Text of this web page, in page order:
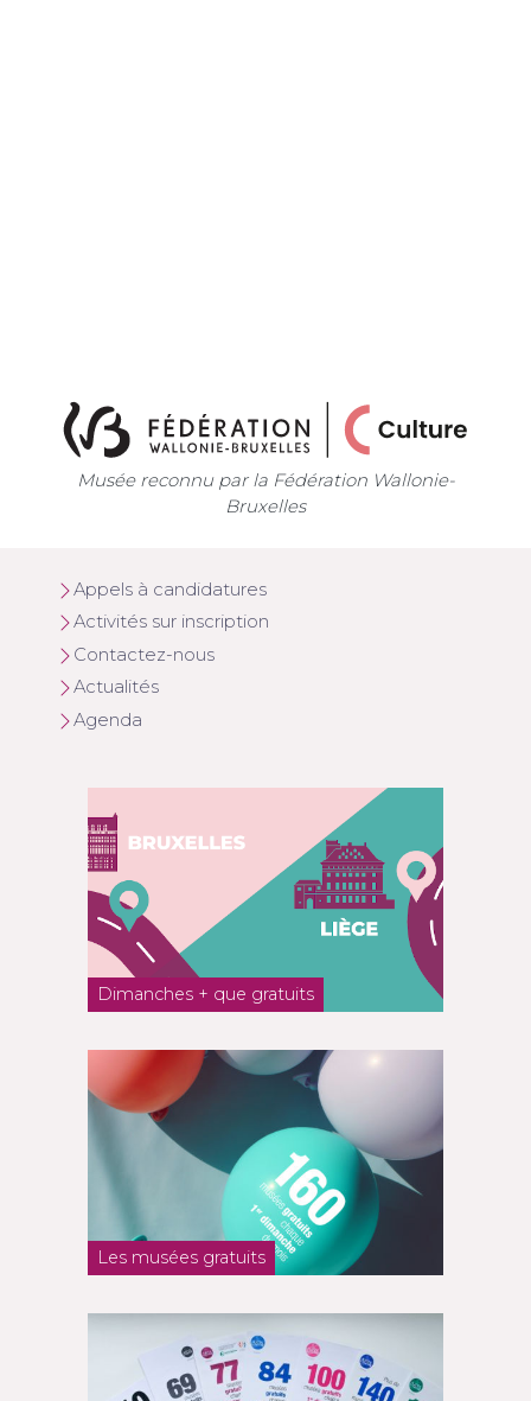
Musée reconnu par la Fédération Wallonie-
Bruxelles
Appels à candidatures
Activités sur inscription
Contactez-nous
Actualités
Agenda
Dimanches + que gratuits
Les musées gratuits